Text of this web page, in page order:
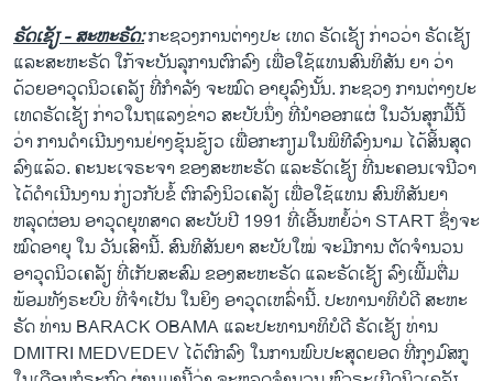
ຣັດເຊັຽ - ສະຫະຣັດ:ກະຊວງການຕ່າງປະ ເທດ ຣັດເຊັຽ ກ່າວວ່າ ຣັດເຊັຽ
ແລະສະຫະຣັດ ໃກ້ຈະບັນລຸການຕົກລົງ ເພື່ອໃຊ້ແທນສົນທິສັນ ຍາ ວ່າ
ດ້ວຍອາວຸດນິວເຄລັຽ ທີ່ກຳລັງ ຈະໝົດ ອາຍຸລົງນັ້ນ. ກະຊວງ ການຕ່າງປະ
ເທດຣັດເຊັຽ ກ່າວໃນຖແລງຂ່າວ ສະບັບນຶ່ງ ທີ່ນຳອອກແຜ່ ໃນວັນສຸກມື້ນີ້
ວ່າ ການດຳເນີນງານຢ່າງຂຸ້ນຂ້ຽວ ເພື່ອກະກຽມໃນພິທີລົງນາມ ໄດ້ສິ້ນສຸດ
ລົງແລ້ວ. ຄະນະເຈຣະຈາ ຂອງສະຫະຣັດ ແລະຣັດເຊັຽ ທີ່ນະຄອນເຈນີວາ
ໄດ້ດຳເນີນງານ ກ່ຽວກັບຂໍ້ ຕົກລົງນິວເຄລັຽ ເພື່ອໃຊ້ແທນ ສົນທິສັນຍາ
ຫລຸດຜ່ອນ ອາວຸດຍຸທສາດ ສະບັບປີ 1991 ທີ່ເອີ້ນຫຍໍ້ວ່າ START ຊຶ່ງຈະ
ໝົດອາຍຸ ໃນ ວັນເສົານີ້. ສົນທິສັນຍາ ສະບັບໃໝ່ ຈະມີການ ຕັດຈຳນວນ
ອາວຸດນິວເຄລັຽ ທີ່ເກັບສະສົມ ຂອງສະຫະຣັດ ແລະຣັດເຊັຽ ລົງເພີ້ມຕື່ມ
ພ້ອມທັງຣະບົບ ທີ່ຈຳເປັນ ໃນຍິງ ອາວຸດເຫລົ່ານີ້. ປະທານາທິບໍດີ ສະຫະ
ຣັດ ທ່ານ BARACK OBAMA ແລະປະທານາທິບໍດີ ຣັດເຊັຽ ທ່ານ
DMITRI MEDVEDEV ໄດ້ຕົກລົງ ໃນການພົບປະສຸດຍອດ ທີ່ກຸງມົສກູ